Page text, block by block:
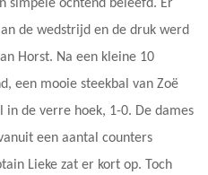
simpele ochtend beleefd. Er
de wedstrijd en de druk werd
Horst. Na een kleine 10
een mooie steekbal van Zoë
in de verre hoek, 1-0. De dames
een aantal counters
Lieke zat er kort op. Toch